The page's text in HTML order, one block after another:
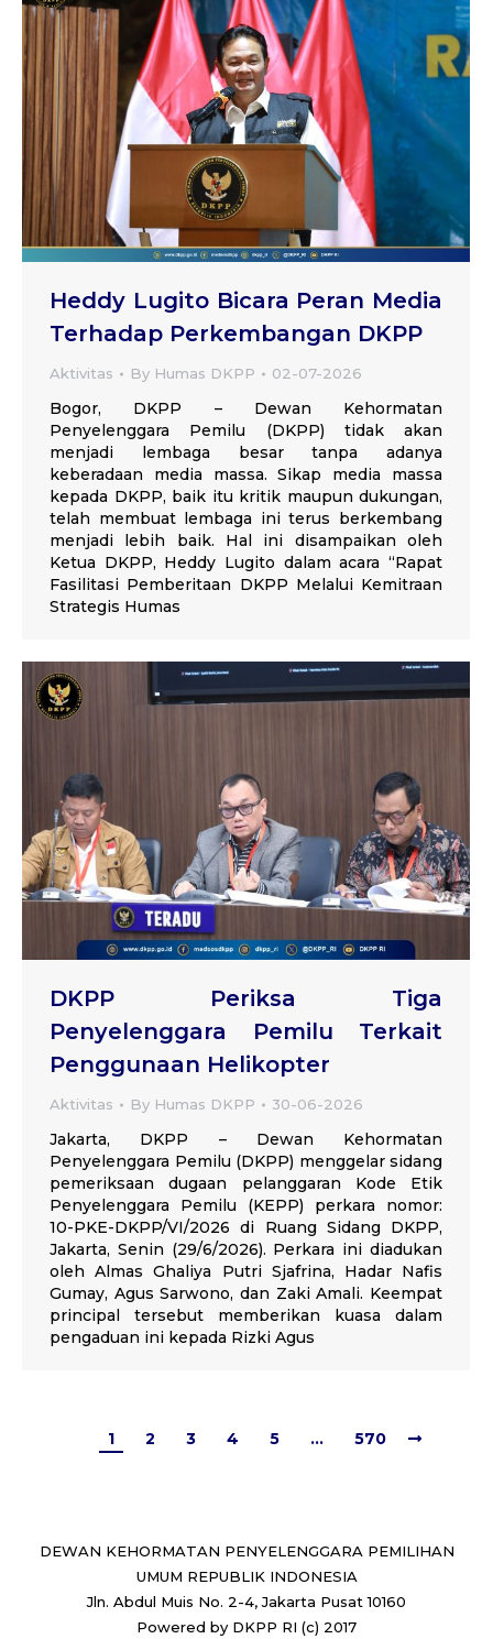
Heddy Lugito Bicara Peran Media
Terhadap Perkembangan DKPP
Aktivitas By Humas DKPP 02-07-2026
Bogor, DKPP – Dewan Kehormatan
Penyelenggara Pemilu (DKPP) tidak akan
menjadi lembaga besar tanpa adanya
keberadaan media massa. Sikap media massa
kepada DKPP, baik itu kritik maupun dukungan,
telah membuat lembaga ini terus berkembang
menjadi lebih baik. Hal ini disampaikan oleh
Ketua DKPP, Heddy Lugito dalam acara “Rapat
Fasilitasi Pemberitaan DKPP Melalui Kemitraan
Strategis Humas
DKPP Periksa Tiga
Penyelenggara Pemilu Terkait
Penggunaan Helikopter
Aktivitas By Humas DKPP 30-06-2026
Jakarta, DKPP – Dewan Kehormatan
Penyelenggara Pemilu (DKPP) menggelar sidang
pemeriksaan dugaan pelanggaran Kode Etik
Penyelenggara Pemilu (KEPP) perkara nomor:
10-PKE-DKPP/VI/2026 di Ruang Sidang DKPP,
Jakarta, Senin (29/6/2026). Perkara ini diadukan
oleh Almas Ghaliya Putri Sjafrina, Hadar Nafis
Gumay, Agus Sarwono, dan Zaki Amali. Keempat
principal tersebut memberikan kuasa dalam
pengaduan ini kepada Rizki Agus
1 2 3 4 5 … 570
DEWAN KEHORMATAN PENYELENGGARA PEMILIHAN
UMUM REPUBLIK INDONESIA
Jln. Abdul Muis No. 2-4, Jakarta Pusat 10160
Powered by DKPP RI (c) 2017